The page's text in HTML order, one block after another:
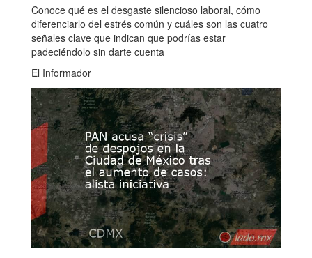
Conoce qué es el desgaste silencioso laboral, cómo
diferenciarlo del estrés común y cuáles son las cuatro
señales clave que indican que podrías estar
padeciéndolo sin darte cuenta
El Informador